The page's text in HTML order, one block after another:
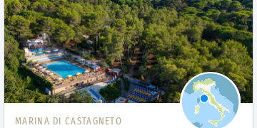
MARINA DI CASTAGNETO